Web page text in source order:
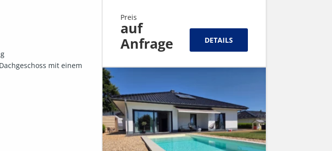
mit einem
Preis
auf
Anfrage
DETAILS